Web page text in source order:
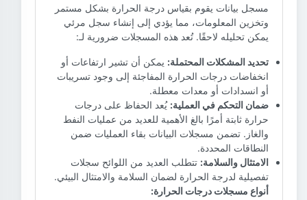
مسجل بيانات يقوم بقياس درجة الحرارة بشكل مستمر
وتخزين المعلومات، مما يؤدي إلى إنشاء سجل مرئي
يمكن تحليله لاحقًا. تُعد هذه المسجلات ضرورية لـ:
تحديد المشكلات المحتملة: يمكن أن تشير ارتفاعات أو
انخفاضات درجات الحرارة المفاجئة إلى وجود تسريبات
أو انسدادات أو معدات معطلة.
ضمان التحكم في العملية: يُعد الحفاظ على درجات
حرارة ثابتة أمرًا بالغ الأهمية للعديد من عمليات النفط
والغاز. تضمن مسجلات البيانات بقاء العمليات ضمن
النطاقات المحددة.
الامتثال والسلامة: تتطلب العديد من اللوائح سجلات
تفصيلية لدرجة الحرارة لضمان السلامة والامتثال البيئي.
أنواع مسجلات درجات الحرارة: